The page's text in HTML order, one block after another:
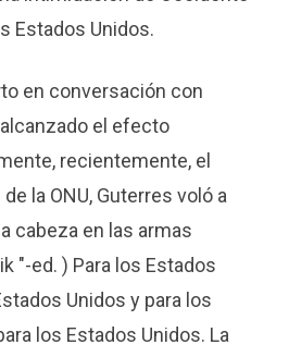
Estados Unidos.
en conversación con
el efecto
recientemente, el
la ONU, Guterres voló a
cabeza en las armas
"-ed. ) Para los Estados
Unidos y para los
los Estados Unidos. La